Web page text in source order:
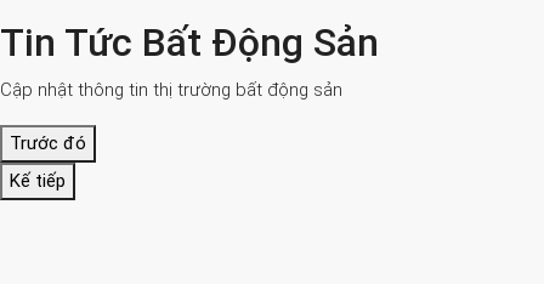
Tin Tức Bất Động Sản
Cập nhật thông tin thị trường bất động sản
Trước đó
Kế tiếp